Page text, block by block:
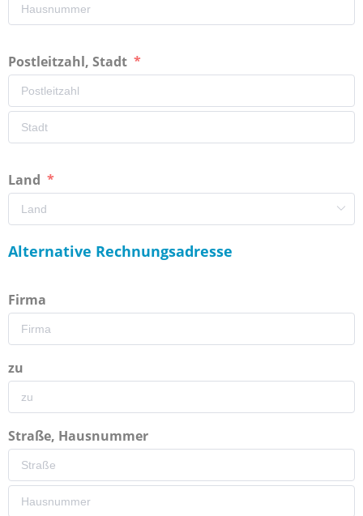
Postleitzahl, Stadt
Land
Alternative Rechnungsadresse
Firma
zu
Straße, Hausnummer